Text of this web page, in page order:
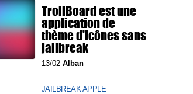
TrollBoard est une
application de
thème d'icônes sans
jailbreak
13/02 Alban
JAILBREAK APPLE